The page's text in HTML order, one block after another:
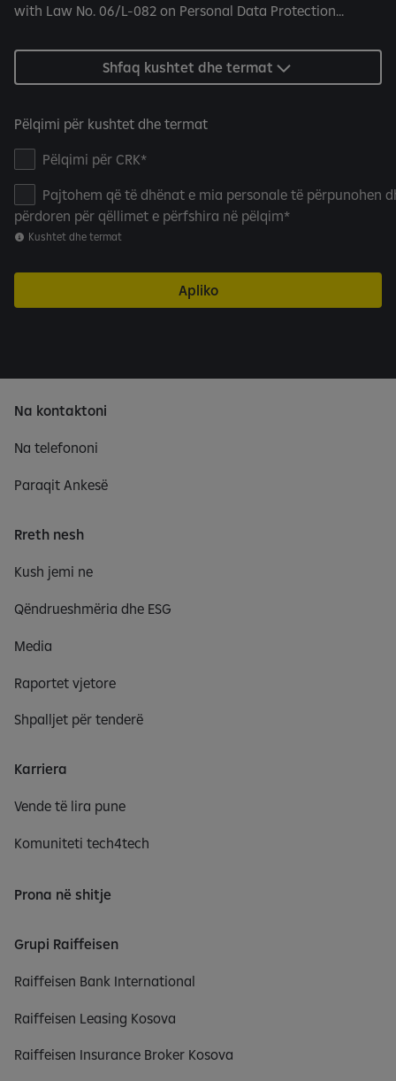
with Law No. 06/L-082 on Personal Data Protection...
Shfaq kushtet dhe termat
Pëlqimi për kushtet dhe termat
Pëlqimi për CRK
Pajtohem që të dhënat e mia personale të përpunohen
përdoren për qëllimet e përfshira në pëlqim
Kushtet dhe termat
Apliko
Na kontaktoni
Na telefononi
Paraqit Ankesë
Rreth nesh
Kush jemi ne
Qëndrueshmëria dhe ESG
Media
Raportet vjetore
Shpalljet për tenderë
Karriera
Vende të lira pune
Komuniteti tech4tech
Prona në shitje
Grupi Raiffeisen
Raiffeisen Bank International
Raiffeisen Leasing Kosova
Raiffeisen Insurance Broker Kosova